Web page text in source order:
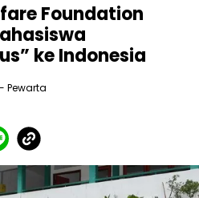
Foundation
ke Indonesia
- Pewarta